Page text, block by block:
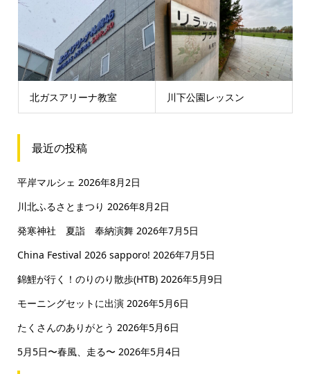
北ガスアリーナ教室 川下公園レッスン
最近の投稿
平岸マルシェ 2026年8月2日
川北ふるさとまつり 2026年8月2日
発寒神社 夏詣 奉納演舞 2026年7月5日
China Festival 2026 sapporo! 2026年7月5日
錦鯉が行く！のりのり散歩(HTB) 2026年5月9日
モーニングセットに出演 2026年5月6日
たくさんのありがとう 2026年5月6日
5月5日〜春風、走る〜 2026年5月4日